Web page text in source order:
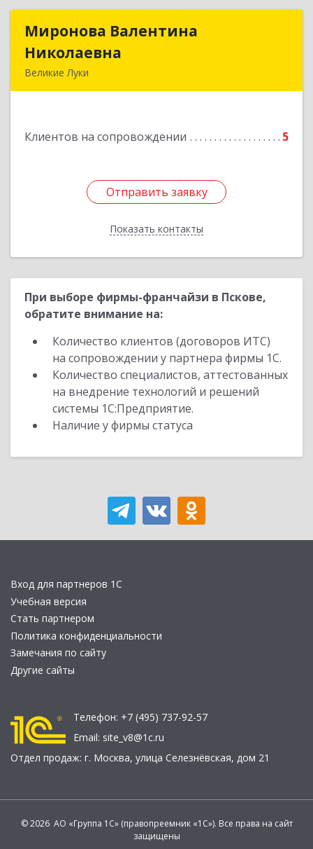
Миронова Валентина
Николаевна
Великие Луки
Клиентов на сопровождении 5
Отправить заявку
Показать контакты
Миронова Валентина
Отправить заявку
Назад
При выборе фирмы-франчайзи в Пскове,
обратите внимание на:
Количество клиентов (договоров ИТС)
на сопровождении у партнера фирмы 1С.
Количество специалистов, аттестованных
на внедрение технологий и решений
системы 1С:Предприятие.
Наличие у фирмы статуса
Вход для партнеров 1С
Учебная версия
Стать партнером
Политика конфиденциальности
Замечания по сайту
Другие сайты
Телефон: +7 (495) 737-92-57
Email: site_v8@1c.ru
Отдел продаж: г. Москва, улица Селезнёвская, дом 21
© 2026 АО «Группа 1С» (правопреемник «1С»). Все права на сайт
защищены